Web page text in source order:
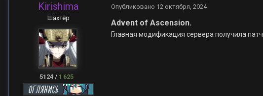
Kirishima
Шахтёр
5124 / 1 625
Опубликовано 12 октября, 2024
Advent of Ascension.
Главная модификация сервера получила патч